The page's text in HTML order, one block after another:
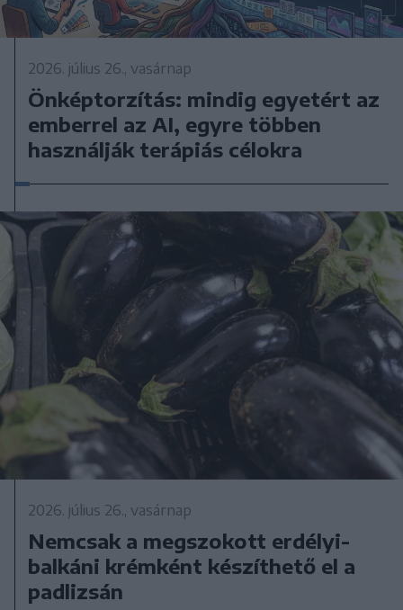
2026. július 26., vasárnap
Önképtorzítás: mindig egyetért az
emberrel az AI, egyre többen
használják terápiás célokra
2026. július 26., vasárnap
Nemcsak a megszokott erdélyi-
balkáni krémként készíthető el a
padlizsán